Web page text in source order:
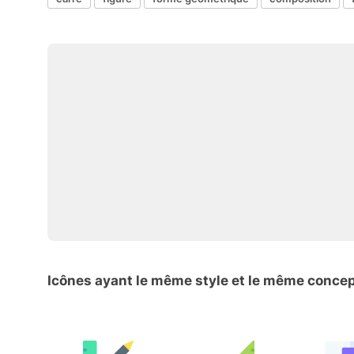
Icônes ayant le même style et le même